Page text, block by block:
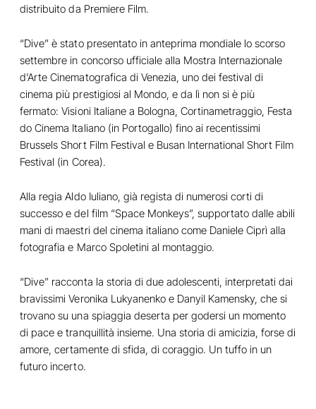
distribuito da Premiere Film.
“Dive” è stato presentato in anteprima mondiale lo scorso
settembre in concorso ufficiale alla Mostra Internazionale
d’Arte Cinematografica di Venezia, uno dei festival di
cinema più prestigiosi al Mondo, e da lì non si è più
fermato: Visioni Italiane a Bologna, Cortinametraggio, Festa
do Cinema Italiano (in Portogallo) fino ai recentissimi
Brussels Short Film Festival e Busan International Short Film
Festival (in Corea).
Alla regia Aldo Iuliano, già regista di numerosi corti di
successo e del film “Space Monkeys”, supportato dalle abili
mani di maestri del cinema italiano come Daniele Ciprì alla
fotografia e Marco Spoletini al montaggio.
“Dive” racconta la storia di due adolescenti, interpretati dai
bravissimi Veronika Lukyanenko e Danyil Kamensky, che si
trovano su una spiaggia deserta per godersi un momento
di pace e tranquillità insieme. Una storia di amicizia, forse di
amore, certamente di sfida, di coraggio. Un tuffo in un
futuro incerto.